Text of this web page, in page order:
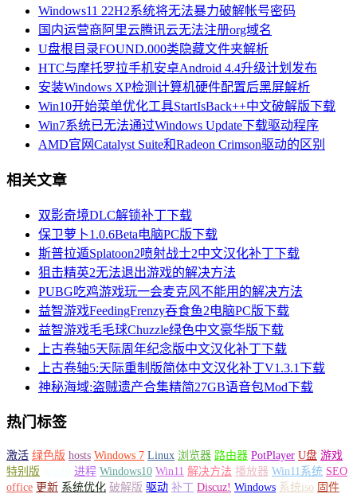
Windows11 22H2系统将无法暴力破解帐号密码
国内运营商阿里云腾讯云无法注册org域名
U盘根目录FOUND.000类隐藏文件夹解析
HTC与摩托罗拉手机安卓Android 4.4升级计划发布
安装Windows XP检测计算机硬件配置后黑屏解析
Win10开始菜单优化工具StartIsBack++中文破解版下载
Win7系统已无法通过Windows Update下载驱动程序
AMD官网Catalyst Suite和Radeon Crimson驱动的区别
相关文章
双影奇境DLC解锁补丁下载
保卫萝卜1.0.6Beta电脑PC版下载
斯普拉遁Splatoon2喷射战士2中文汉化补丁下载
狙击精英2无法退出游戏的解决方法
PUBG吃鸡游戏玩一会麦克风不能用的解决方法
益智游戏FeedingFrenzy吞食鱼2电脑PC版下载
益智游戏毛毛球Chuzzle绿色中文豪华版下载
上古卷轴5天际周年纪念版中文汉化补丁下载
上古卷轴5:天际重制版简体中文汉化补丁V1.3.1下载
神秘海域:盗贼遗产合集精简27GB语音包Mod下载
热门标签
激活 绿色版 hosts Windows 7 Linux 浏览器 路由器 PotPlayer U盘 游戏
特别版
进程 Windows10 Win11 解决方法 播放器 Win11系统 SEO
office 更新 系统优化 破解版 驱动 补丁 Discuz! Windows 系统iso 固件